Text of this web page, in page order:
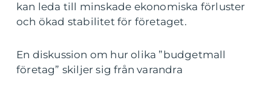
kan leda till minskade ekonomiska förluster
och ökad stabilitet för företaget.
En diskussion om hur olika ”budgetmall
företag” skiljer sig från varandra